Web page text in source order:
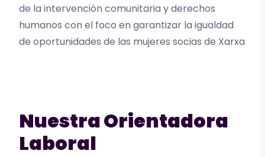
de la intervención comunitaria y derechos
humanos con el foco en garantizar la igualdad
de oportunidades de las mujeres socias de Xarxa
Nuestra Orientadora
Laboral